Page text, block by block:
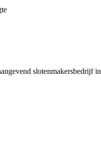
slotenmakersbedrijf